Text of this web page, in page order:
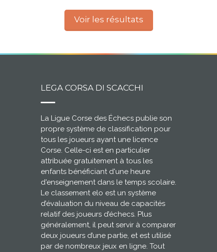
Voir les résultats
LEGA CORSA DI SCACCHI
La Ligue Corse des Échecs publie son
propre système de classification pour
tous les joueurs ayant une licence
Corse. Celle-ci est en particulier
attribuée gratuitement à tous les
enfants bénéficiant d'une heure
d'enseignement dans le temps scolaire.
Le classement elo est un système
d’évaluation du niveau de capacités
relatif des joueurs d’échecs. Plus
généralement, il peut servir à comparer
deux joueurs d’une partie, et est utilisé
par de nombreux jeux en ligne. Tout